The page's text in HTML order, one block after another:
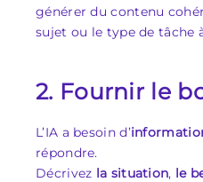
générer du contenu
sujet ou le type de tâche
2. Fournir le
L’IA a besoin d’
répondre.
Décrivez la situation, le